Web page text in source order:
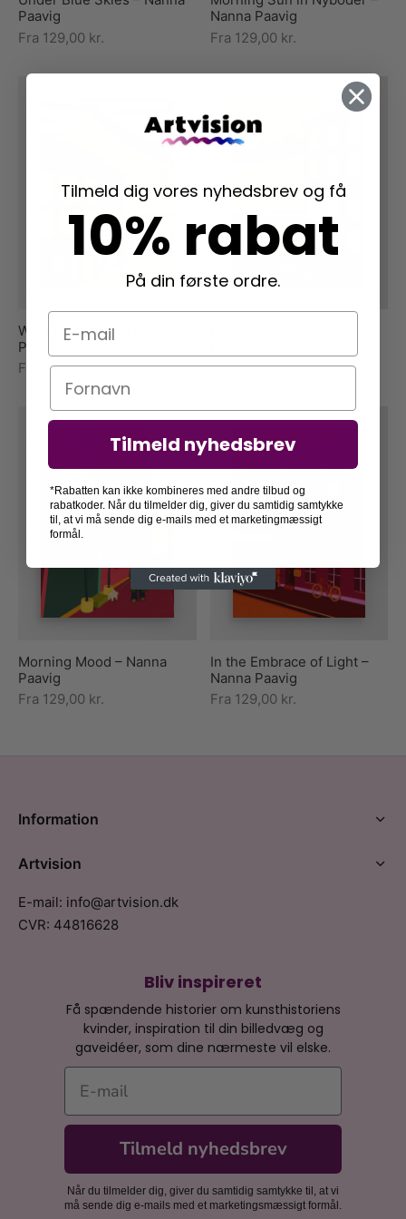
Paavig
Fra 129,00 kr.
Nanna Paavig
Fra 129,00 kr.
Worth the Wait – Nanna
Paavig
Fra
129,00kr.
Fra 129,00kr.
Morning Mood – Nanna
Paavig
Fra 129,00 kr.
In the Embrace of Light –
Nanna Paavig
Fra 129,00 kr.
Bliv inspireret
Få spændende historier om kunsthistoriens
kvinder, inspiration til din billedvæg og
gaveidéer, som dine nærmeste vil elske.
E-mail
Tilmeld nyhedsbrev
Når du tilmelder dig, giver du samtidig samtykke til, at vi
må sende dig e-mails med et marketingsmæssigt formål.
Information
Artvision
E-mail: info@artvision.dk
CVR: 44816628
Tilmeld dig vores nyhedsbrev og få
10% rabat
På din første ordre.
E-mail
Navn
Tilmeld nyhedsbrev
*Rabatten kan ikke kombineres med andre tilbud og
rabatkoder. Når du tilmelder dig, giver du samtidig samtykke
til, at vi må sende dig e-mails med et marketingmæssigt
formål.